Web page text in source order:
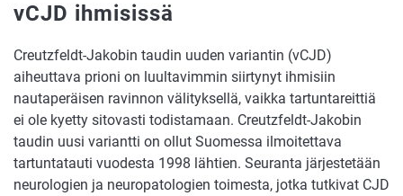
vCJD ihmisissä
Creutzfeldt-Jakobin taudin uuden variantin (vCJD)
aiheuttava prioni on luultavimmin siirtynyt ihmisiin
nautaperäisen ravinnon välityksellä, vaikka tartuntareittiä
ei ole kyetty sitovasti todistamaan. Creutzfeldt-Jakobin
taudin uusi variantti on ollut Suomessa ilmoitettava
tartuntatauti vuodesta 1998 lähtien. Seuranta järjestetään
neurologien ja neuropatologien toimesta, jotka tutkivat CJD